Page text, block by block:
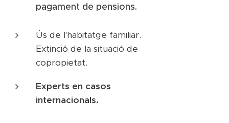
pagament de pensions.
Ús de l'habitatge familiar.
Extinció de la situació de
copropietat.
Experts en casos
internacionals.